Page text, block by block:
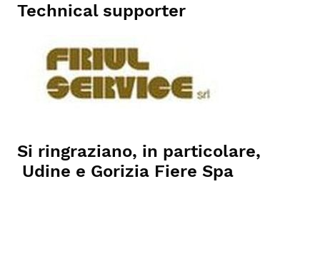
Technical supporter
Si ringraziano, in particolare,
Udine e Gorizia Fiere Spa